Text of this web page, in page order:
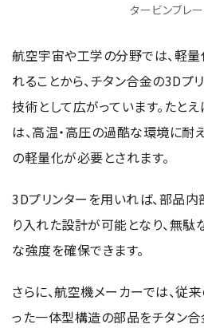
タービンブレ
航空宇宙や工学の分野では、軽
れることから、チタン合金の3Dプ
技術として広がっています。たと
は、高温・高圧の過酷な環境に耐
の軽量化が必要とされます。
3Dプリンターを用いれば、部品
り入れた設計が可能となり、無駄
な強度を確保できます。
さらに、航空機メーカーでは、従
った一体型構造の部品をチタン